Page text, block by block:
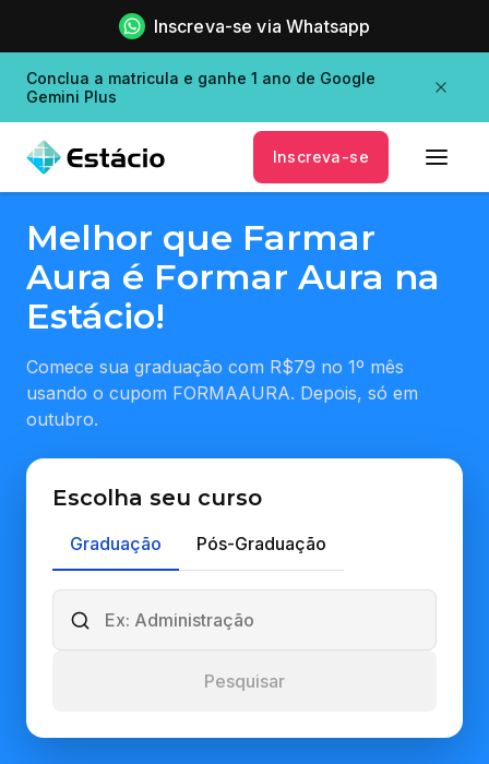
Inscreva-se via Whatsapp
Conclua a matricula e ganhe 1 ano de Google
Gemini Plus
Inscreva-se
Melhor que Farmar
Aura é Formar Aura na
Estácio!
Comece sua graduação com R$79 no 1º mês
usando o cupom FORMAAURA. Depois, só em
outubro.
Escolha seu curso
Graduação Pós-Graduação
Pesquisar